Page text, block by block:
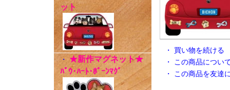
ット
・ ★新作マグネット★
ﾊﾟｳ･ﾊｰﾄ･ﾎﾞｰﾝﾏｸﾞ
・ 買い物を続ける
・
この商品につい
・
この商品を友達